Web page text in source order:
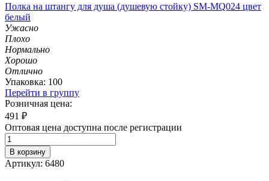
Полка на штангу для душа (душевую стойку) SM-MQ024 цвет
белый
Ужасно
Плохо
Нормально
Хорошо
Отлично
Упаковка: 100
Перейти в группу
Розничная цена:
491 ₽
Оптовая цена доступна после регистрации
В корзину
Артикул: 6480